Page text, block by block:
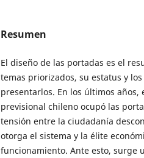
Resumen
El diseño de las portadas es el
temas priorizados, su estatus y
presentarlos. En los últimos
previsional chileno ocupó las
tensión entre la ciudadanía
otorga el sistema y la élite
funcionamiento. Ante esto, surge